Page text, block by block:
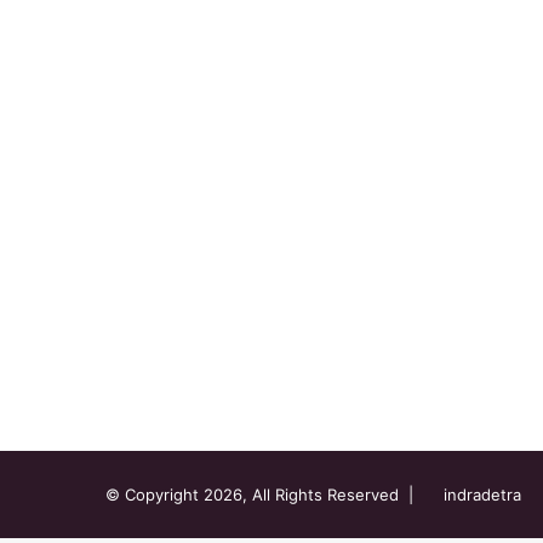
© Copyright 2026, All Rights Reserved | indradetra